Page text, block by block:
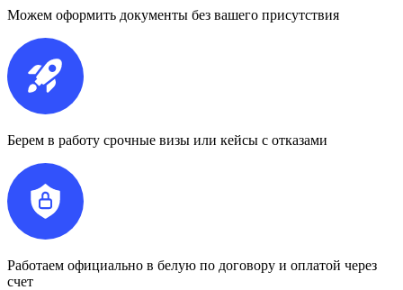
Можем оформить документы без вашего присутствия
Берем в работу срочные визы или кейсы с отказами
Работаем официально в белую по договору и оплатой через
счет